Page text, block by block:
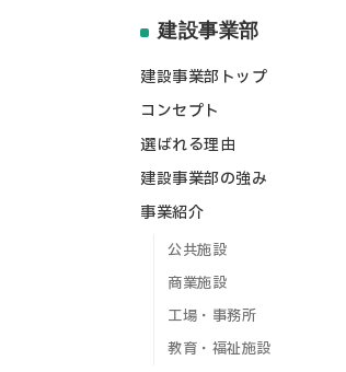
建設事業部
建設事業部トップ
コンセプト
選ばれる理由
建設事業部の強み
事業紹介
公共施設
商業施設
工場・事務所
教育・福祉施設